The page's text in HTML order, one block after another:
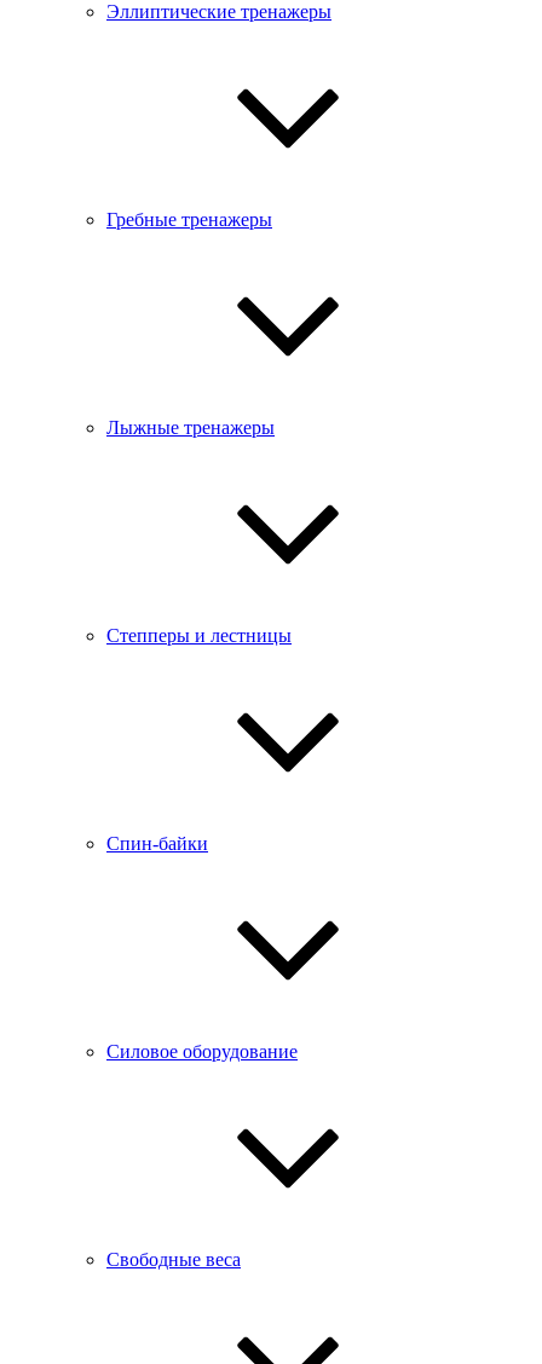
Эллиптические тренажеры
Гребные тренажеры
Лыжные тренажеры
Степперы и лестницы
Спин-байки
Силовое оборудование
Свободные веса